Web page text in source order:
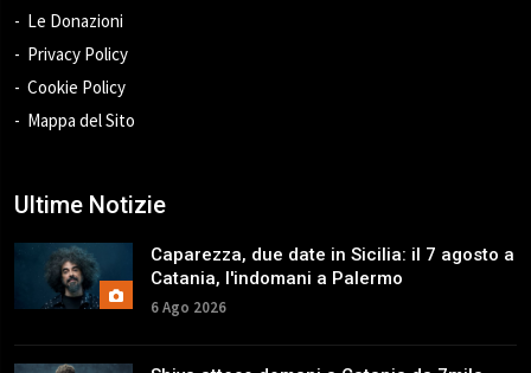
Le Donazioni
Privacy Policy
Cookie Policy
Mappa del Sito
Ultime Notizie
Caparezza, due date in Sicilia: il 7 agosto a
Catania, l'indomani a Palermo
6 Ago 2026